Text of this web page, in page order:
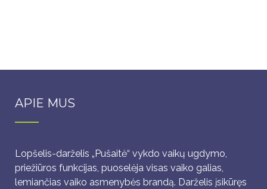
APIE MUS
Lopšelis-darželis „Pušaitė“ vykdo vaikų ugdymo,
priežiūros funkcijas, puoselėja visas vaiko galias,
lemiančias vaiko asmenybės brandą. Darželis įsikūręs